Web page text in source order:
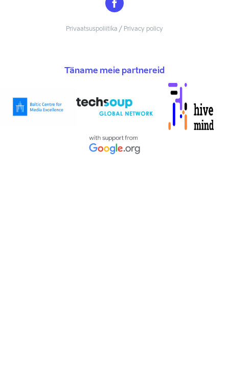
Privaatsuspoliitika / Privacy policy
Täname meie partnereid